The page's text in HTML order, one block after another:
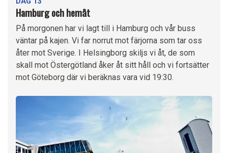
Hamburg och hemåt
På morgonen har vi lagt till i Hamburg och vår buss
väntar på kajen. Vi far norrut mot färjorna som tar oss
åter mot Sverige. I Helsingborg skiljs vi åt, de som
skall mot Östergötland åker åt sitt håll och vi fortsätter
mot Göteborg där vi beräknas vara vid 19:30.